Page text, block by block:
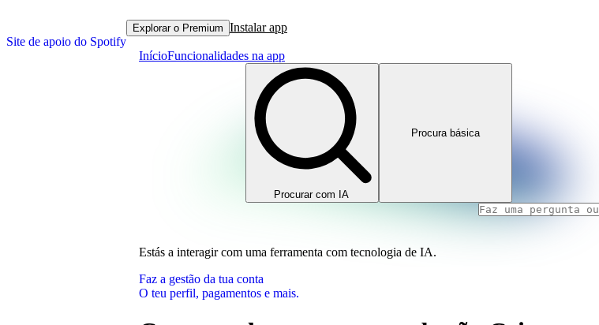
Site de apoio do Spotify
Explorar o Premium Instalar app
InícioFuncionalidades na app
Procurar com IA
Procura básica
Estás a interagir com uma ferramenta com tecnologia de IA.
Faz a gestão da tua conta
O teu perfil, pagamentos e mais.